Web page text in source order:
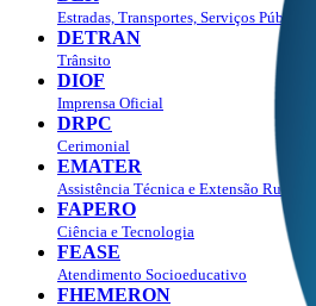
Estradas, Transportes, Serviços Públicos
DETRAN
Trânsito
DIOF
Imprensa Oficial
DRPC
Cerimonial
EMATER
Assistência Técnica e Extensão Rural
FAPERO
Ciência e Tecnologia
FEASE
Atendimento Socioeducativo
FHEMERON